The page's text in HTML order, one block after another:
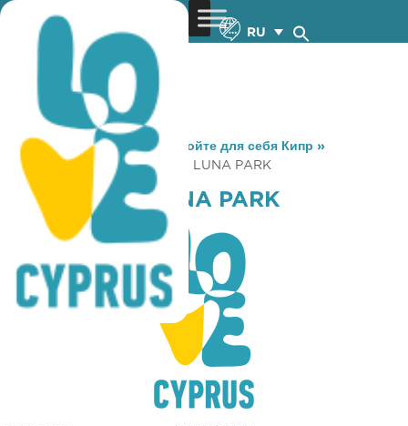
RU
You are here: Home »Откройте для себя Кипр »
Gastronomy
» CROCOLINO LUNA PARK
CROCOLINO LUNA PARK